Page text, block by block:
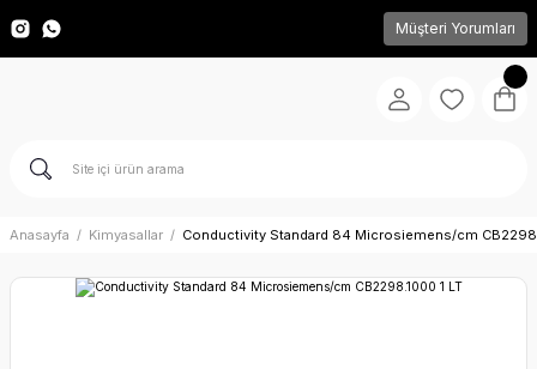
Müşteri Yorumları
Anasayfa Kimyasallar Conductivity Standard 84 Microsiemens/cm